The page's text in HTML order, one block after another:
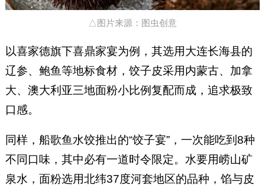
△图片来源：图虫创意
以喜家德旗下喜鼎家宴为例，其选用大连长海县的
辽参、鲍鱼等地标食材，饺子皮采用内蒙古、加拿
大、澳大利亚三地面粉小比例复配而成，追求极致
口感。
同样，船歌鱼水饺推出的“饺子宴”，一次能吃到8种
不同口味，其中必有一道时令限定。水要用崂山矿
泉水，面粉选用北纬37度河套地区的品种，馅与皮